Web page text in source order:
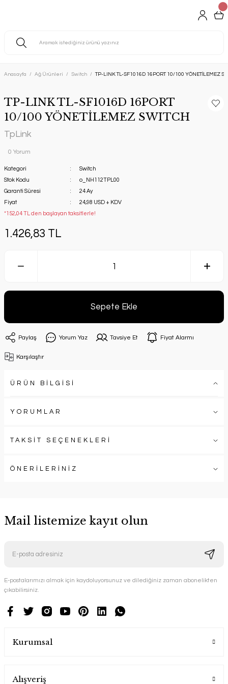
Anasayfa Ağ Ürünleri Switch TP-LINK TL-SF1016D 16PORT 10/100 YÖNETİLEMEZ
TP-LINK TL-SF1016D 16PORT
10/100 YÖNETİLEMEZ SWITCH
TpLink
0 Yorum
Kategori
Switch
Stok Kodu
o_NH112TPL00
Garanti Süresi
24 Ay
Fiyat
24,98 USD + KDV
*152,04 TL den başlayan taksitlerle!
1.426,83 TL
Sepete Ekle
Paylaş Yorum Yaz Tavsiye Et Fiyat Alarmı
Karşılaştır
ÜRÜN BİLGİSİ
YORUMLAR
TAKSİT SEÇENEKLERİ
ÖNERİLERİNİZ
Mail listemize kayıt olun
E-postalarımızı almak için kaydoluyorsunuz ve dilediğiniz zaman abonelikten
çıkabilirsiniz.
Kurumsal
Alışveriş